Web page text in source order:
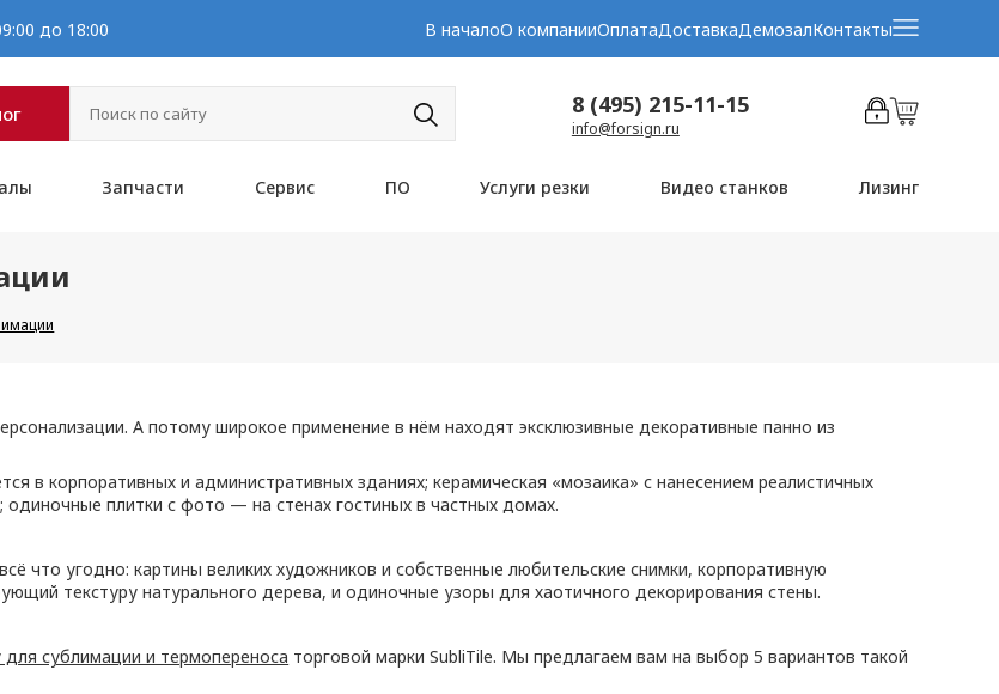
до 18:00 В началоО компанииОплатаДоставкаДемозалКонтакты
8 (495) 215-11-15
info@forsign.ru
Запчасти Сервис ПО Услуги резки Видео станков Лизинг
А потому широкое применение в нём находят эксклюзивные декоративные панно из
в корпоративных и административных зданиях; керамическая «мозаика» с нанесением реалистичных
плитки с фото — на стенах гостиных в частных домах.
что угодно: картины великих художников и собственные любительские снимки, корпоративную
текстуру натурального дерева, и одиночные узоры для хаотичного декорирования стены.
для сублимации и термопереноса торговой марки SubliTile. Мы предлагаем вам на выбор 5 вариантов такой